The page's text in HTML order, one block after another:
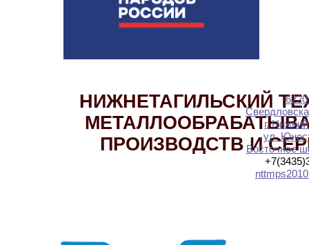
НИЖНЕТАГИЛЬСКИЙ
ПРОИЗВОДСТВ И
г.
ул.
Восточное